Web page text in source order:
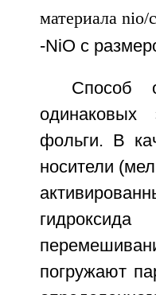
-NiO с
Способ
одинаковых
фольги. В
носители
погружают